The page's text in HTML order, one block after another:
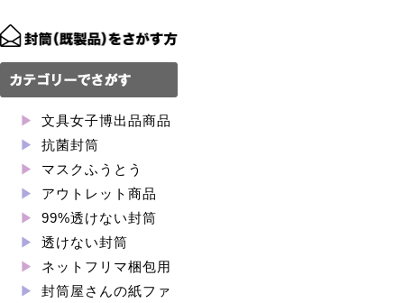
文具女子博出品商品
抗菌封筒
マスクふうとう
アウトレット商品
99%透けない封筒
透けない封筒
ネットフリマ梱包用
封筒屋さんの紙ファ